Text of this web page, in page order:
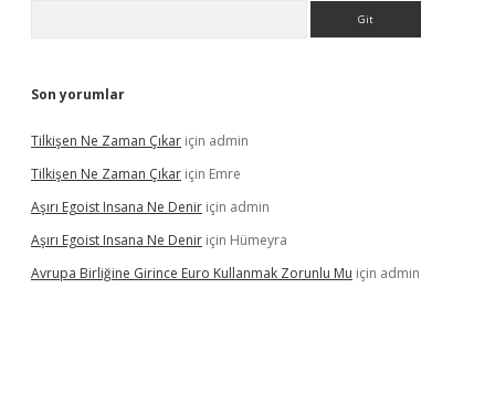
Son yorumlar
Tilkişen Ne Zaman Çıkar için admin
Tilkişen Ne Zaman Çıkar için Emre
Aşırı Egoist Insana Ne Denir için admin
Aşırı Egoist Insana Ne Denir için Hümeyra
Avrupa Birliğine Girince Euro Kullanmak Zorunlu Mu için admin